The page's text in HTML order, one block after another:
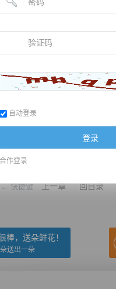
在眼底，可谁会嫌尊纹
有终，若是因为做不到
← 快捷键 上一章 回目录
棒，送朵鲜花！
朵送出一朵
自动登录
登录
合作登录